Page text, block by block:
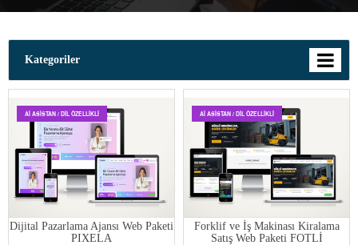
Kategoriler
AI ASISTAN / DIL ÖZELLIKLI
Dijital Pazarlama Ajansı Web Paketi
PIXELA
AI ASISTAN / DIL ÖZELLIKLI
Forklif ve İş Makinası Kiralama
Satış Web Paketi FOTLİ